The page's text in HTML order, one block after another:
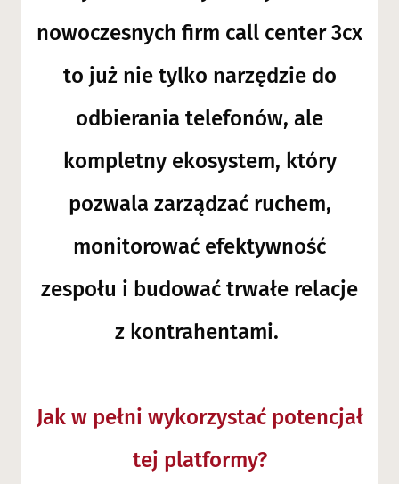
nowoczesnych firm call center 3cx
to już nie tylko narzędzie do
odbierania telefonów, ale
kompletny ekosystem, który
pozwala zarządzać ruchem,
monitorować efektywność
zespołu i budować trwałe relacje
z kontrahentami.
Jak w pełni wykorzystać potencjał
tej platformy?